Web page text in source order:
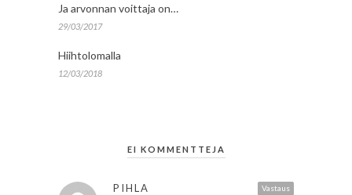
Ja arvonnan voittaja on…
29/03/2017
Hiihtolomalla
12/03/2018
EI KOMMENTTEJA
Vastaus
PIHLA